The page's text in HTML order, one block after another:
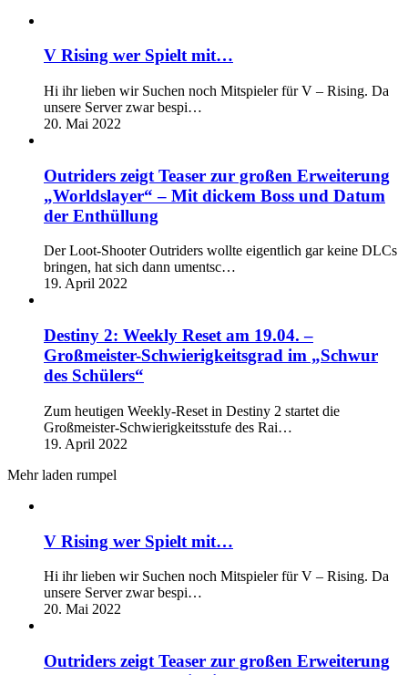
V Rising wer Spielt mit…
Hi ihr lieben wir Suchen noch Mitspieler für V – Rising. Da
unsere Server zwar bespi…
20. Mai 2022
Outriders zeigt Teaser zur großen Erweiterung
„Worldslayer“ – Mit dickem Boss und Datum
der Enthüllung
Der Loot-Shooter Outriders wollte eigentlich gar keine DLCs
bringen, hat sich dann umentsc…
19. April 2022
Destiny 2: Weekly Reset am 19.04. –
Großmeister-Schwierigkeitsgrad im „Schwur
des Schülers“
Zum heutigen Weekly-Reset in Destiny 2 startet die
Großmeister-Schwierigkeitsstufe des Rai…
19. April 2022
Mehr laden rumpel
V Rising wer Spielt mit…
Hi ihr lieben wir Suchen noch Mitspieler für V – Rising. Da
unsere Server zwar bespi…
20. Mai 2022
Outriders zeigt Teaser zur großen Erweiterung